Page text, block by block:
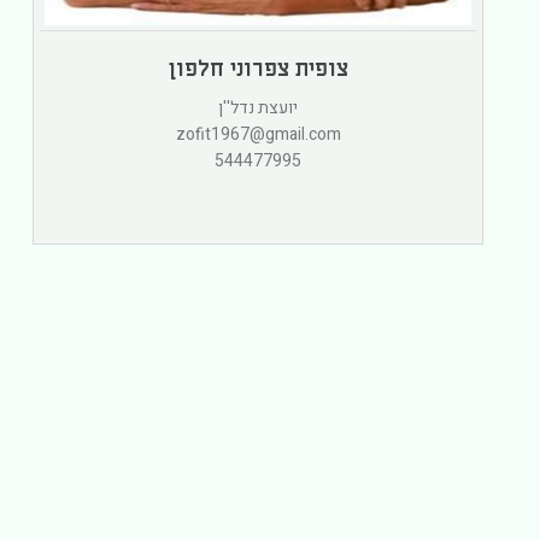
צופית צפרוני חלפון
יועצת נדל''ן
zofit1967@gmail.com
544477995